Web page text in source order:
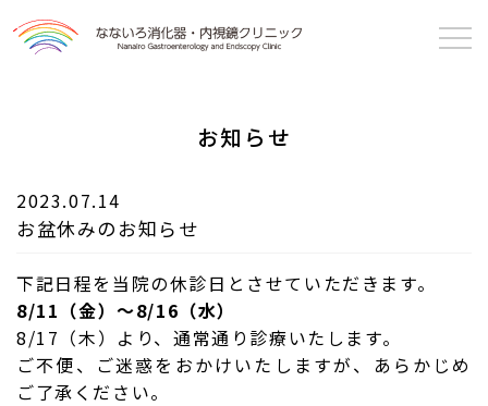
内視鏡クリニック
お知らせ
2023.07.14
お盆休みのお知らせ
下記日程を当院の休診日とさせていただきます。
8/11（金）～8/16（水）
8/17（木）より、通常通り診療いたします。
ご不便、ご迷惑をおかけいたしますが、あらかじめ
ご了承ください。